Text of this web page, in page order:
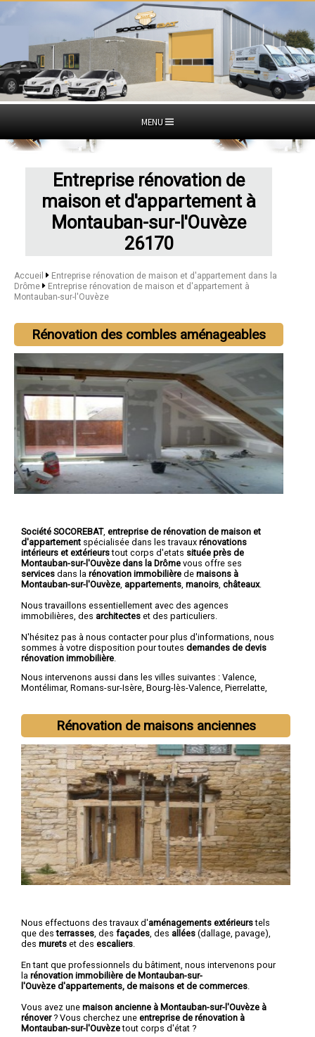
MENU
Entreprise rénovation de
maison et d'appartement à
Montauban-sur-l'Ouvèze
26170
Accueil
Entreprise rénovation de maison et d'appartement dans la
Drôme
Entreprise rénovation de maison et d'appartement à
Montauban-sur-l'Ouvèze
Rénovation des combles aménageables
Société SOCOREBAT, entreprise de rénovation de maison et
d'appartement spécialisée dans les travaux rénovations
intérieurs et extérieurstout corps d'etats située près de
Montauban-sur-l'Ouvèze dans la Drôme vous offre ses
services dans la rénovation immobilière de maisons à
Montauban-sur-l'Ouvèze appartements manoirs châteaux.
Nous travaillons essentiellement avec des agences
immobilières, des architectes et des particuliers.
N'hésitez pas à nous contacter pour plus d'informations, nous
sommes à votre disposition pour toutes demandes de devis
rénovation immobilière
Nous intervenons aussi dans les villes suivantes : Valence,
Montélimar, Romans-sur-Isère, Bourg-lès-Valence, Pierrelatte,
Rénovation de maisons anciennes
Nous effectuons des travaux d'aménagements extérieurstels
que desterrasses , des façades , des allées (dallage, pavage),
des murets et des escaliers
En tant que professionnels du bâtiment, nous intervenons pour
la rénovation immobilière de Montauban-sur-
l'Ouvèze d'appartements, de maisons et de commerces
Vous avez une maison ancienne à Montauban-sur-l'Ouvèze à
rénover? Vous cherchez une entreprise de rénovation à
Montauban-sur-l'Ouvèzetout corps d'état ?